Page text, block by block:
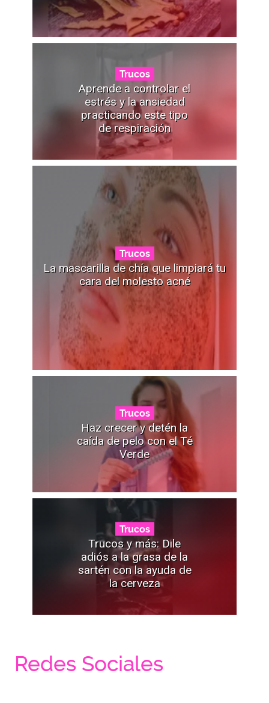
Trucos
Aprende a controlar el
estrés y la ansiedad
practicando este tipo
de respiración
Trucos
La mascarilla de chía que limpiará tu
cara del molesto acné
Trucos
Haz crecer y detén la
caída de pelo con el Té
Verde
Trucos
Trucos y más: Dile
adiós a la grasa de la
sartén con la ayuda de
la cerveza
Redes Sociales